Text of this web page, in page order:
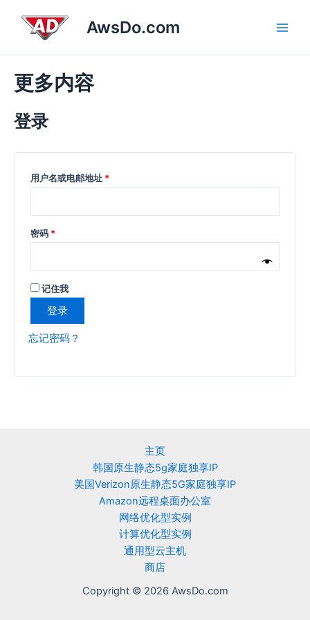
容
AwsDo.com
更多内容
登录
用户名或电邮地址 *
填
密码 *
填
记住我
登录
忘记密码？
主页
韩国原生静态5g家庭独享IP
美国Verizon原生静态5G家庭独享IP
Amazon远程桌面办公室
网络优化型实例
计算优化型实例
通用型云主机
商店
Copyright © 2026 AwsDo.com